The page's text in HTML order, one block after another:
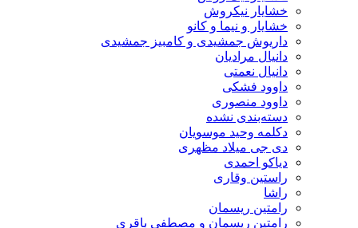
خشایار نیکروش
خشایار و نیما و کانو
داریوش جمشیدی و کامبیز جمشیدی
دانیال مرادیان
دانیال نعمتی
داوود فشکی
داوود منصوری
دسته‌بندی نشده
دکلمه وحید موسویان
دی جی میلاد مظهری
دیاکو احمدی
راستین وقاری
راشا
رامتین ریسمان
رامتین ریسمان و مصطفی باقری